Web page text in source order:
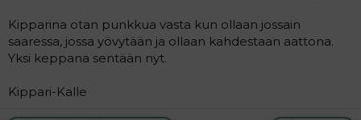
Kipparina otan punkkua vasta kun ollaan jossain
saaressa, jossa yövytään ja ollaan kahdestaan aattona.
Yksi keppana sentään nyt.
Kippari-Kalle